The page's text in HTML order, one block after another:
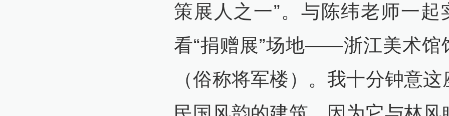
策展人之一”。与陈纬老师一起
看“捐赠展”场地——浙江美术馆
（俗称将军楼）。我十分钟意